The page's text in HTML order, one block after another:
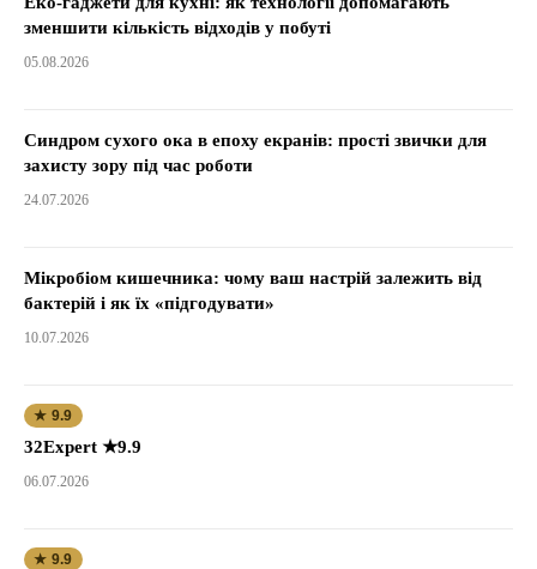
зменшити кількість відходів у побуті
05.08.2026
Синдром сухого ока в епоху екранів: прості звички для
захисту зору під час роботи
24.07.2026
Мікробіом кишечника: чому ваш настрій залежить від
бактерій і як їх «підгодувати»
10.07.2026
★ 9.9
32Expert ★9.9
06.07.2026
★ 9.9